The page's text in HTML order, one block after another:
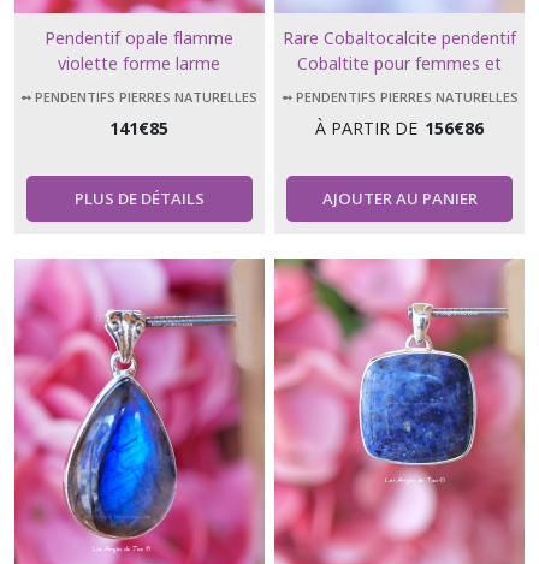
Pendentif opale flamme
violette forme larme
➻ PENDENTIFS PIERRES NATURELLES
141€85
PLUS DE DÉTAILS
Rare Cobaltocalcite pendentif
Cobaltite pour femmes et
hommes
➻ PENDENTIFS PIERRES NATURELLES
À PARTIR DE 156€86
AJOUTER AU PANIER